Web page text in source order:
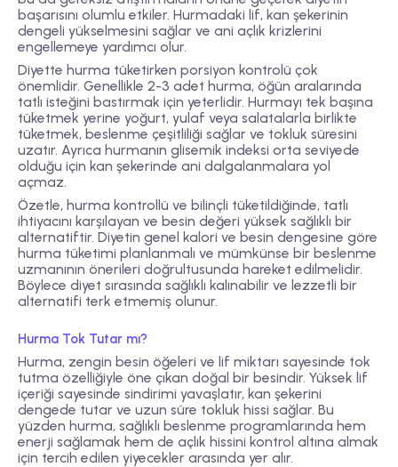
başarısını olumlu etkiler. Hurmadaki lif, kan şekerinin
dengeli yükselmesini sağlar ve ani açlık krizlerini
engellemeye yardımcı olur.
Diyette hurma tüketirken porsiyon kontrolü çok
önemlidir. Genellikle 2-3 adet hurma, öğün aralarında
tatlı isteğini bastırmak için yeterlidir. Hurmayı tek başına
tüketmek yerine yoğurt, yulaf veya salatalarla birlikte
tüketmek, beslenme çeşitliliği sağlar ve tokluk süresini
uzatır. Ayrıca hurmanın glisemik indeksi orta seviyede
olduğu için kan şekerinde ani dalgalanmalara yol
açmaz.
Özetle, hurma kontrollü ve bilinçli tüketildiğinde, tatlı
ihtiyacını karşılayan ve besin değeri yüksek sağlıklı bir
alternatiftir. Diyetin genel kalori ve besin dengesine göre
hurma tüketimi planlanmalı ve mümkünse bir beslenme
uzmanının önerileri doğrultusunda hareket edilmelidir.
Böylece diyet sırasında sağlıklı kalınabilir ve lezzetli bir
alternatifi terk etmemiş olunur.
Hurma Tok Tutar mı?
Hurma, zengin besin öğeleri ve lif miktarı sayesinde tok
tutma özelliğiyle öne çıkan doğal bir besindir. Yüksek lif
içeriği sayesinde sindirimi yavaşlatır, kan şekerini
dengede tutar ve uzun süre tokluk hissi sağlar. Bu
yüzden hurma, sağlıklı beslenme programlarında hem
enerji sağlamak hem de açlık hissini kontrol altına almak
için tercih edilen yiyecekler arasında yer alır.